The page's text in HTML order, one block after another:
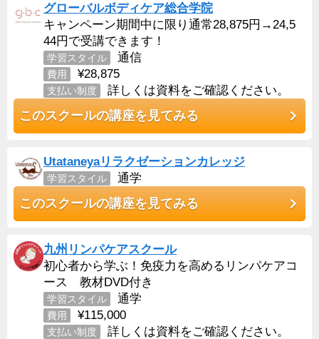
グローバルボディケア総合学院
キャンペーン期間中に限り通常28,875円→24,5
44円で受講できます！
学習スタイル 通信
費用 ¥28,875
支払い制度 詳しくは資料をご確認ください。
このスクールの講座を見てみる
Utataneyaリラクゼーションカレッジ
学習スタイル 通学
このスクールの講座を見てみる
九州リンパケアスクール
初心者から学ぶ！免疫力を高めるリンパケアコ
ース 教材DVD付き
学習スタイル 通学
費用 ¥115,000
支払い制度 詳しくは資料をご確認ください。